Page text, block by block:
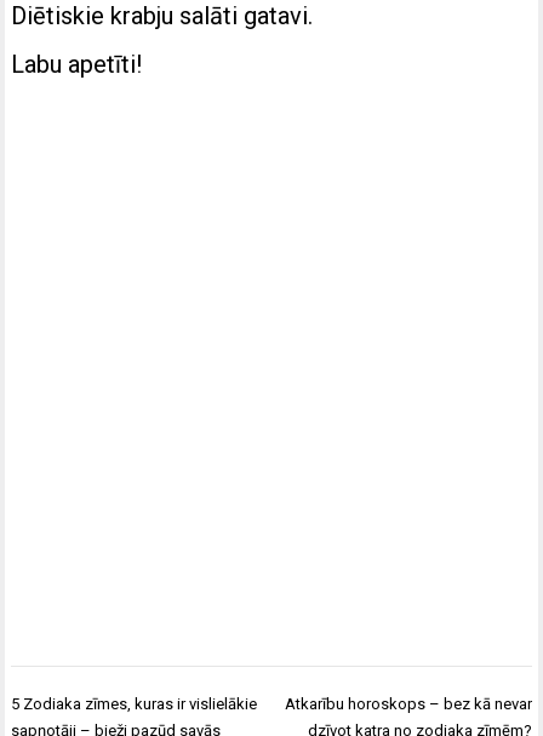
Diētiskie krabju salāti gatavi.
Labu apetīti!
Ziņu
izvēlne
5 Zodiaka zīmes, kuras ir vislielākie
sapņotāji – bieži pazūd savās
Atkarību horoskops – bez kā nevar
dzīvot katra no zodiaka zīmēm?